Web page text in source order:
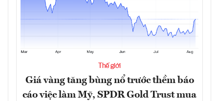
Thế giới
Giá vàng tăng bùng nổ trước thềm báo
cáo việc làm Mỹ, SPDR Gold Trust mua